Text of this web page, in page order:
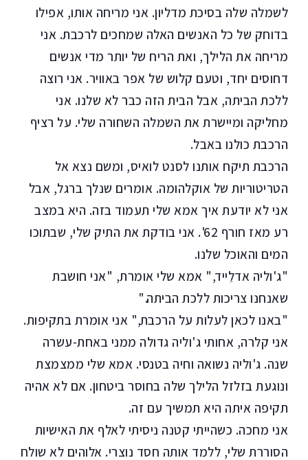
לשמלה שלה בסיכת מדליון. אני מריחה אותו, אפילו
בדוחק של כל האנשים האלה שמחכים לרכבת. אני
מריחה את הלילך, ואת הריח של יותר מדי אנשים
דחוסים יחד, וטעם קלוש של אפר באוויר. אני רוצה
ללכת הביתה, אבל הבית הזה כבר לא שלנו. אני
מחליקה ומיישרת את השמלה השחורה שלי. על רציף
הרכבת כולנו באבל.
הרכבת תיקח אותנו לסנט לואיס, ומשם נצא אל
הטריטוריות של אוקלהומה. אומרים שנלך ברגל, אבל
אני לא יודעת איך אמא שלי תעמוד בזה. היא במצב
רע מאז חורף 62'. אני בודקת את התיק שלי, שבתוכו
המים והאוכל שלנו.
"ג'וליה אדלֵייד," אמא שלי אומרת, "אני חושבת
שאנחנו צריכות ללכת הביתה."
"באנו לכאן לעלות על הרכבת," אני אומרת בתקיפות.
אני קלרה, אחותי ג'וליה גדולה ממני באחת-עשרה
שנה. ג'וליה נשואה וחיה בטנסי. אמא שלי ממצמצת
ונוגעת בזלזל הלילך שלה בחוסר ביטחון. אם לא אהיה
תקיפה איתה היא תמשיך עם זה.
אני מחכה. כשהייתי קטנה ניסיתי לאלף את האישיות
הסוררת שלי, ללמד אותה חסד נוצרי. אלוהים לא שולח